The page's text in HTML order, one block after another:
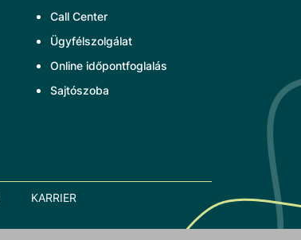
Call Center
Ügyfélszolgálat
Online időpontfoglalás
Sajtószoba
KARRIER